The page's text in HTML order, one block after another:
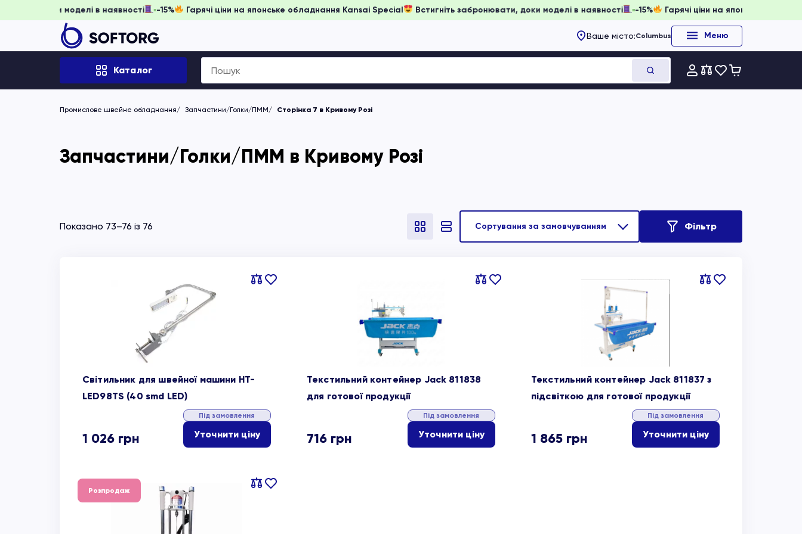
забронювати, доки моделі в наявності -15% Гарячі ціни на японське обладнання Kansai Special Встигніть забронювати, доки моделі в наявності -15% Гарячі ціни на
Ваше місто:Columbus Меню
Каталог
Search
for:
Промислове швейне обладнання Запчастини/Голки/ПММ Сторінка 7 в Кривому Розі
Запчастини/Голки/ПММ в Кривому Розі
Показано 73–76 із 76 Фільтр
Порівняти
В
Світильник для швейної машини HT-
LED98TS (40 smd LED)
1 026 грн
Під замовлення
Уточнити ціну
Порівняти
В
Текстильний контейнер Jack 811838
для готової продукції
716 грн
Під замовлення
Уточнити ціну
Порівняти
В
Текстильний контейнер Jack 811837 з
підсвіткою для готової продукції
1 865 грн
Під замовлення
Уточнити ціну
Порівняти
В
Розпродаж